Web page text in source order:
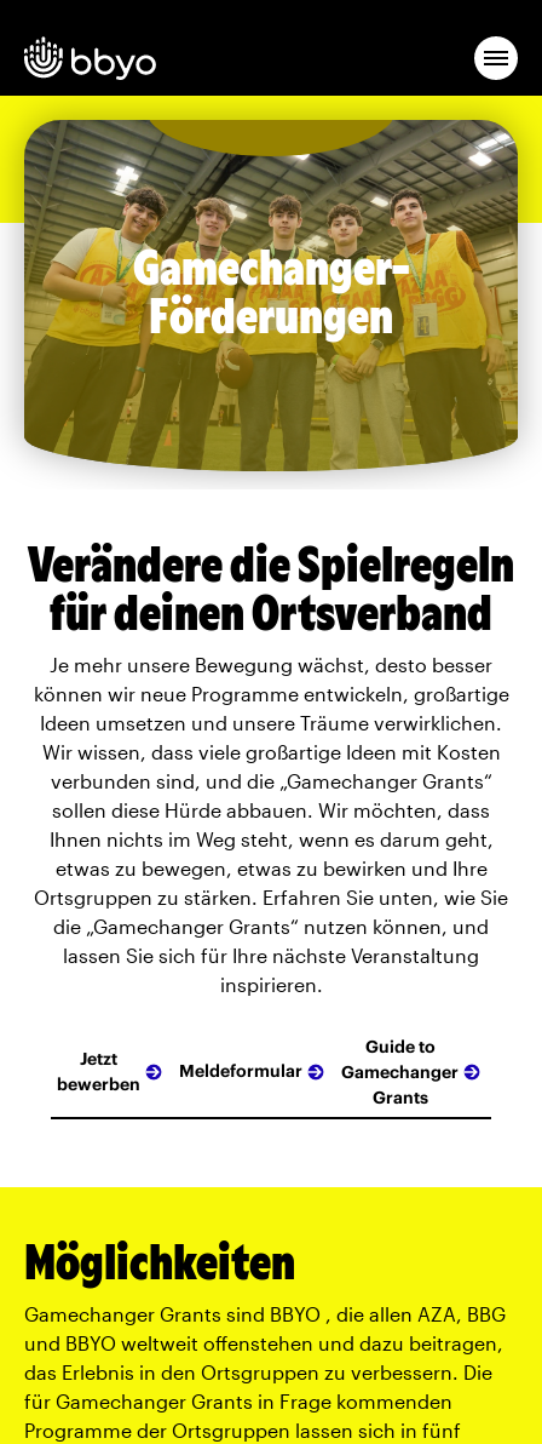
Gamechanger-
Förderungen
Verändere die Spielregeln
für deinen Ortsverband
Je mehr unsere Bewegung wächst, desto besser
können wir neue Programme entwickeln, großartige
Ideen umsetzen und unsere Träume verwirklichen.
Wir wissen, dass viele großartige Ideen mit Kosten
verbunden sind, und die „Gamechanger Grants“
sollen diese Hürde abbauen. Wir möchten, dass
Ihnen nichts im Weg steht, wenn es darum geht,
etwas zu bewegen, etwas zu bewirken und Ihre
Ortsgruppen zu stärken. Erfahren Sie unten, wie Sie
die „Gamechanger Grants“ nutzen können, und
lassen Sie sich für Ihre nächste Veranstaltung
inspirieren.
Jetzt
bewerben
Meldeformular
Guide to
Gamechanger
Grants
Möglichkeiten
Gamechanger Grants sind BBYO , die allen AZA, BBG
und BBYO weltweit offenstehen und dazu beitragen,
das Erlebnis in den Ortsgruppen zu verbessern. Die
für Gamechanger Grants in Frage kommenden
Programme der Ortsgruppen lassen sich in fünf